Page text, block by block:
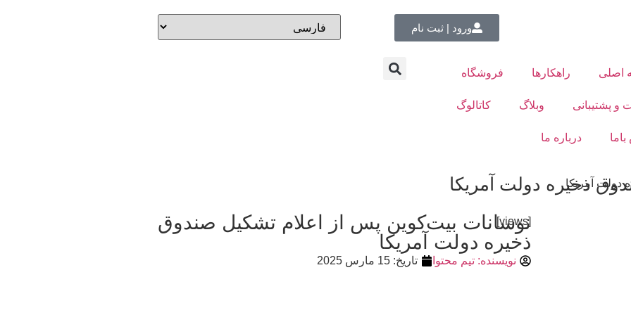
ورود | ثبت نام
اصلی راهکارها فروشگاه
و پشتیبانی وبلاگ کاتالوگ
درباره ما
دولت آمریکا
ذخیره دولت آمریکا
نوسانات بیت‌کوین پس از اعلام تشکیل صندوق
ذخیره دولت آمریکا
نویسنده: تیم محتوا تاریخ: 15 مارس 2025
[views]